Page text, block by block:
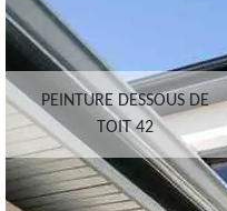
PEINTURE DESSOUS DE
TOIT 42